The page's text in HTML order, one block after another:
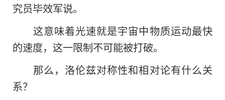
究员毕效军说。
这意味着光速就是宇宙中物质运动最快
的速度，这一限制不可能被打破。
那么，洛伦兹对称性和相对论有什么关
系？